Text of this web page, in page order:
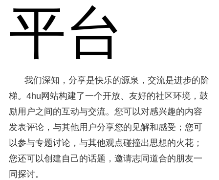
平台
我们深知，分享是快乐的源泉，交流是进步的阶
梯。4hu网站构建了一个开放、友好的社区环境，鼓
励用户之间的互动与交流。您可以对感兴趣的内容
发表评论，与其他用户分享您的见解和感受；您可
以参与专题讨论，与其他观点碰撞出思想的火花；
您还可以创建自己的话题，邀请志同道合的朋友一
同探讨。